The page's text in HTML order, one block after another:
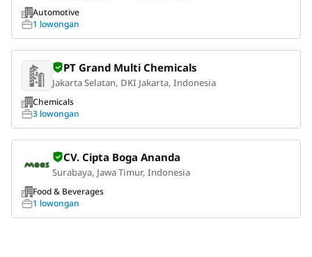
Automotive
1 lowongan
PT Grand Multi Chemicals
Jakarta Selatan, DKI Jakarta, Indonesia
Chemicals
3 lowongan
CV. Cipta Boga Ananda
Surabaya, Jawa Timur, Indonesia
Food & Beverages
1 lowongan